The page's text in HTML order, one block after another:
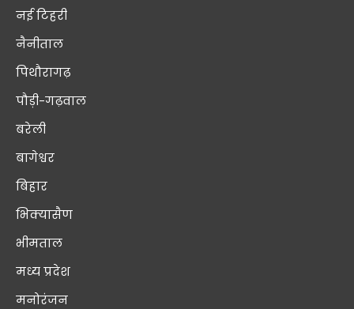
नई टिहरी
नैनीताल
पिथौरागढ़
पौड़ी-गढ़वाल
बरेली
बागेश्वर
बिहार
भिक्यासैण
भीमताल
मध्य प्रदेश
मनोरंजन